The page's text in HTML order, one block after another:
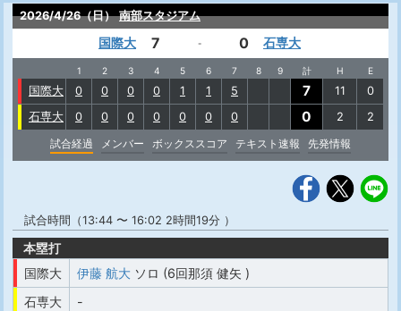
2026/4/26（日） 南部スタジアム
国際大 7 - 0 石専大
1 2 3 4 5 6 7 8 9 計 H E
国際大 0 0 0 0 1 1 5 7 11
0
石専大
0 0 0 0 0 0 0 0 2
2
試合経過
メンバー ボックススコア テキスト速報 先発情報
試合時間（13:44 〜 16:02 2時間19分 ）
本塁打
国際大
伊藤 航大 ソロ (6回那須 健矢 )
石専大
-